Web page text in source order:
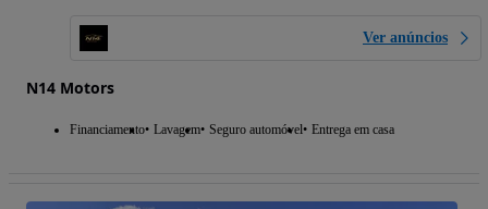
Ver anúncios
N14 Motors
Financiamento Lavagem Seguro automóvel Entrega em casa